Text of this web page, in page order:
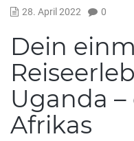
28. April 2022 0
Dein
Uganda
Afrikas